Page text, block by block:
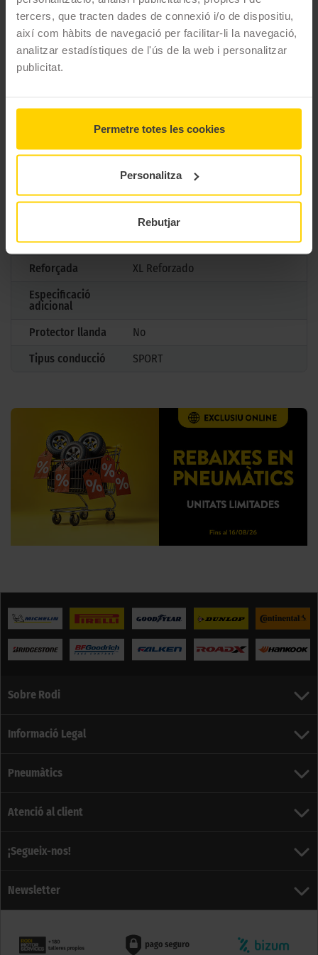
tercers, que tracten dades de connexió i/o de dispositiu,
així com hàbits de navegació per facilitar-li la navegació,
analitzar estadístiques de l'ús de la web i personalitzar
publicitat.
Permetre totes les cookies
Personalitza
Rebutjar
CARACTERÍSTIQUES TÈCNIQUES
Marca
Pirelli
Mesures
225/45 R19 96 W
Estiu
BMW
Tipus antipunxades
Runflat
Reforçada
XL Reforzado
Especificació
adicional
Protector llanda
No
Tipus conducció
SPORT
Sobre Rodi
Informació Legal
Pneumàtics
Atenció al client
¡Segueix-nos!
Newsletter